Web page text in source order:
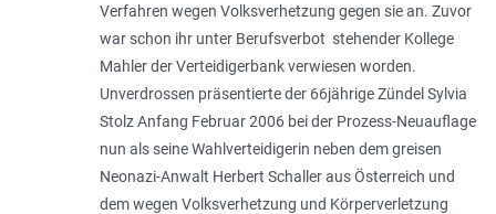
Verfahren wegen Volksverhetzung gegen sie an. Zuvor
war schon ihr unter Berufsverbot stehender Kollege
Mahler der Verteidigerbank verwiesen worden.
Unverdrossen präsentierte der 66jährige Zündel Sylvia
Stolz Anfang Februar 2006 bei der Prozess-Neuauflage
nun als seine Wahlverteidigerin neben dem greisen
Neonazi-Anwalt Herbert Schaller aus Österreich und
dem wegen Volksverhetzung und Körperverletzung